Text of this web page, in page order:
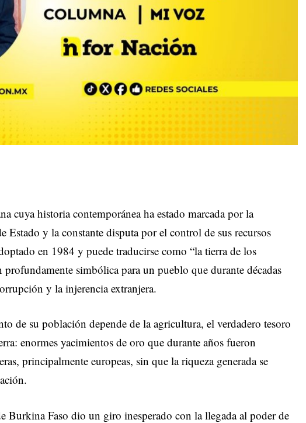
cuya historia contemporánea ha estado marcada por la
Estado y la constante disputa por el control de sus recursos
en 1984 y puede traducirse como “la tierra de los
simbólica para un pueblo que durante décadas
y la injerencia extranjera.
de su población depende de la agricultura, el verdadero tesoro
enormes yacimientos de oro que durante años fueron
principalmente europeas, sin que la riqueza generada se
Burkina Faso dio un giro inesperado con la llegada al poder de